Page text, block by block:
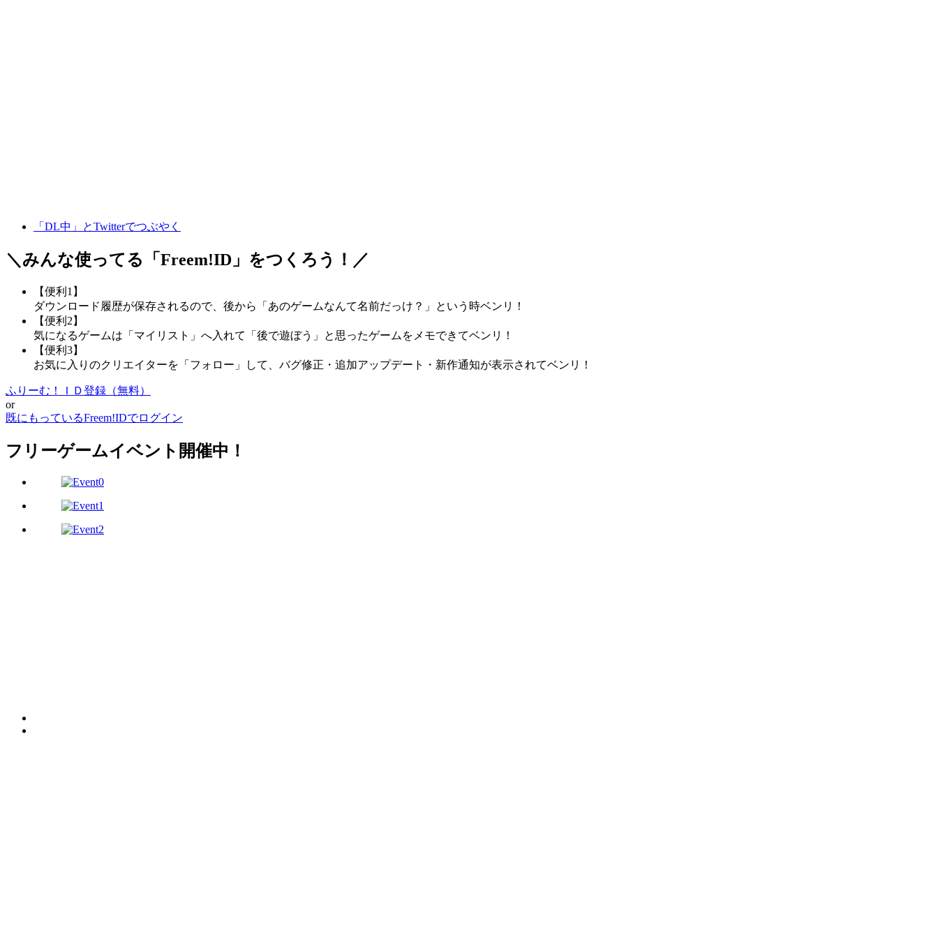
「DL中」とTwitterでつぶやく
＼みんな使ってる「 Freem!ID 」をつくろう！／
【便利1】
ダウンロード履歴が保存されるので、後から「あのゲームなんて名前だっけ？」という時ベンリ！
【便利2】
気になるゲームは「マイリスト」へ入れて「後で遊ぼう」と思ったゲームをメモできてベンリ！
【便利3】
お気に入りのクリエイターを「フォロー」して、バグ修正・追加アップデート・新作通知が表示されてベンリ！
ふりーむ！ＩＤ登録（無料）
or
既にもっているFreem!IDでログイン
フリーゲームイベント開催中！